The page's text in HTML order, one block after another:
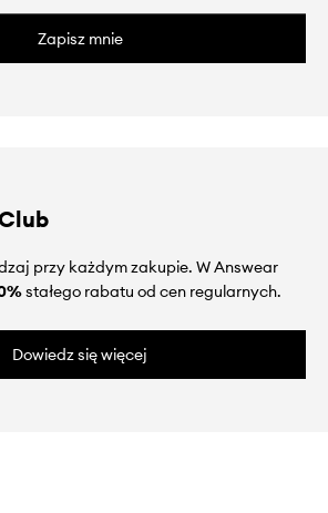
Zapisz mnie
przy każdym zakupie. W Answear
stałego rabatu od cen regularnych.
Dowiedz się więcej